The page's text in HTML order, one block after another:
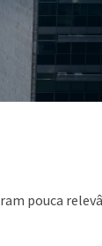
pouca